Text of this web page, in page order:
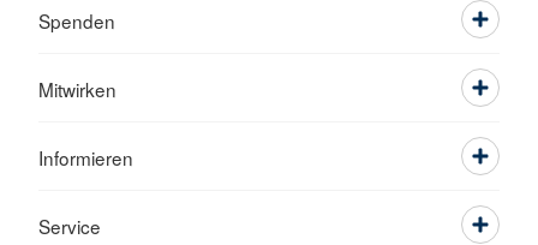
Spenden
Mitwirken
Informieren
Service